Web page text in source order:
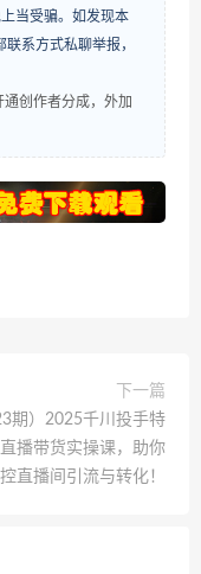
当受骗。如发现本
系方式私聊举报，
创作者分成，外加
下一篇
期）2025千川投手特
播带货实操课，助你
直播间引流与转化！